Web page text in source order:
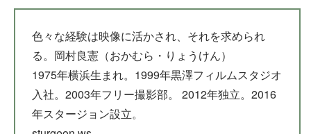
色々な経験は映像に活かされ、それを求められ
る。 岡村良憲（おかむら・りょうけん）
1975年横浜生まれ。1999年黒澤フィルムスタジオ
入社。2003年フリー撮影部。 2012年独立。2016
年スタージョン設立。